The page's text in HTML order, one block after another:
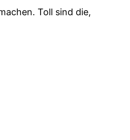
Toll sind die,